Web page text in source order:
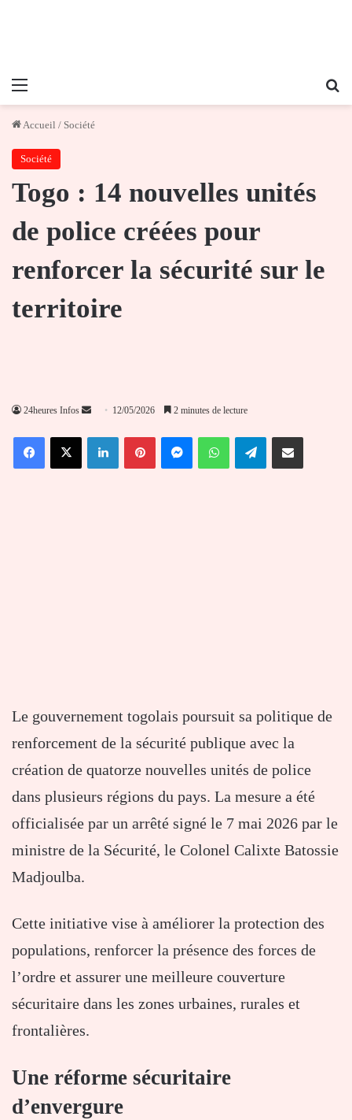
Menu
Accueil / Société
Société
Togo : 14 nouvelles unités
de police créées pour
renforcer la sécurité sur le
territoire
24heures Infos
Envoyer
courriel
12/05/2026 2 minutes de lecture
FacebookX LinkedinPinterestMessengerWhatsAppTelegramPartager par email
Le gouvernement togolais poursuit sa politique de
renforcement de la sécurité publique avec la
création de quatorze nouvelles unités de police
dans plusieurs régions du pays. La mesure a été
officialisée par un arrêté signé le 7 mai 2026 par le
ministre de la Sécurité, le Colonel Calixte Batossie
Madjoulba.
Cette initiative vise à améliorer la protection des
populations, renforcer la présence des forces de
l’ordre et assurer une meilleure couverture
sécuritaire dans les zones urbaines, rurales et
frontalières.
Une réforme sécuritaire
d’envergure